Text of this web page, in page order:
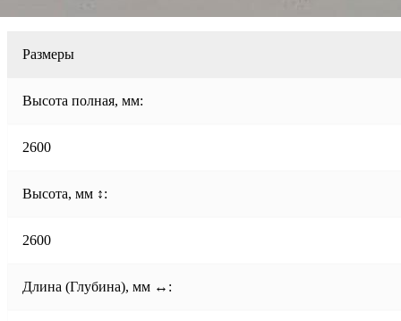
Размеры
Высота полная, мм:
2600
Высота, мм ↕:
2600
Длина (Глубина), мм ↔: